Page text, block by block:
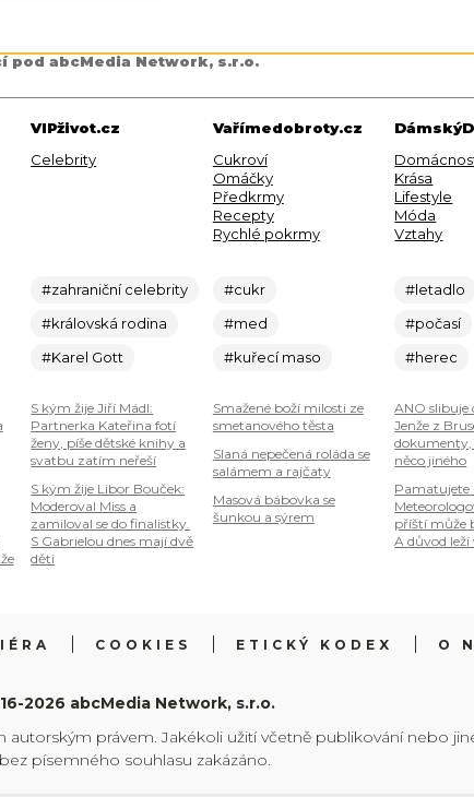
pod abcMedia Network, s.r.o.
VIPživot.cz
Celebrity
#zahraniční celebrity
#královská rodina
#Karel Gott
S kým žije Jiří Mádl:
Partnerka Kateřina fotí
ženy, píše dětské knihy a
svatbu zatím neřeší
S kým žije Libor Bouček:
Moderoval Miss a
zamiloval se do finalistky.
S Gabrielou dnes mají dvě
děti
Vařímedobroty.cz
Cukroví
Omáčky
Předkrmy
Recepty
Rychlé pokrmy
#cukr
#med
#kuřecí maso
Smažené boží milosti ze
smetanového těsta
Slaná nepečená roláda se
salámem a rajčaty
Masová bábovka se
šunkou a sýrem
Krása
Lifestyle
Móda
Vztahy
#letadlo
#počasí
#herec
ANO slibuje
Jenže z
něco jiného
Pamatujete
příští může
A důvod
COOKIES ETICKÝ KODEX O
2026 abcMedia Network, s.r.o.
autorským právem. Jakékoli užití včetně publikování nebo
písemného souhlasu zakázáno.